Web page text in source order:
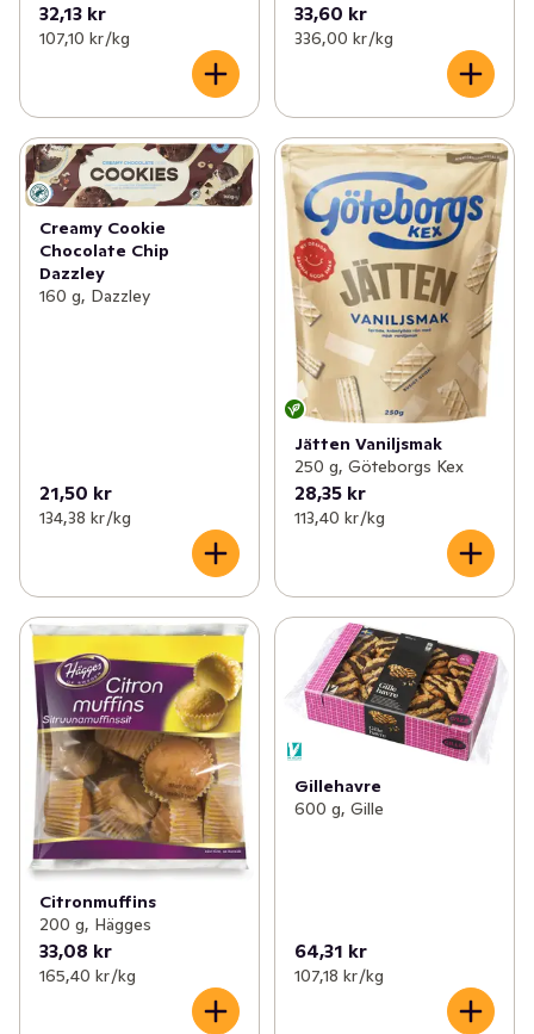
32,13 kr
107,10 kr /kg
33,60 kr
336,00 kr /kg
Creamy Cookie
Chocolate Chip
Dazzley
160 g, Dazzley
21,50 kr
134,38 kr /kg
Jätten Vaniljsmak
250 g, Göteborgs Kex
28,35 kr
113,40 kr /kg
Citronmuffins
200 g, Hägges
33,08 kr
165,40 kr /kg
Gillehavre
600 g, Gille
64,31 kr
107,18 kr /kg